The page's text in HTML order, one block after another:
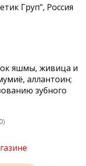
Груп", Россия
яшмы, живица и
аллантоин;
зубного